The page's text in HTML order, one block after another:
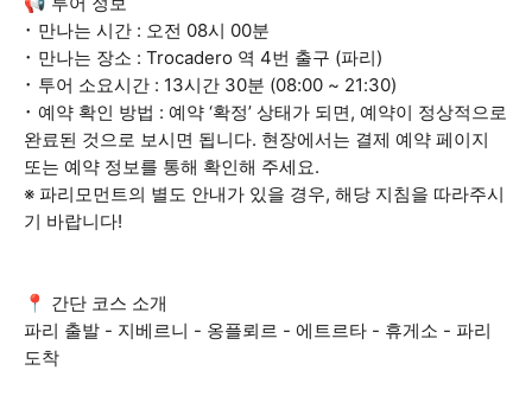
･ 만나는 시간 : 오전 08시 00분
･ 만나는 장소 : Trocadero 역 4번 출구 (파리)
･ 투어 소요시간 : 13시간 30분 (08:00 ~ 21:30)
･ 예약 확인 방법 : 예약 ‘확정’ 상태가 되면, 예약이 정상적으로
완료된 것으로 보시면 됩니다. 현장에서는 결제 예약 페이지
또는 예약 정보를 통해 확인해 주세요.
※ 파리모먼트의 별도 안내가 있을 경우, 해당 지침을 따라주시
기 바랍니다!
📍 간단 코스 소개
파리 출발 - 지베르니 - 옹플뢰르 - 에트르타 - 휴게소 - 파리
도착